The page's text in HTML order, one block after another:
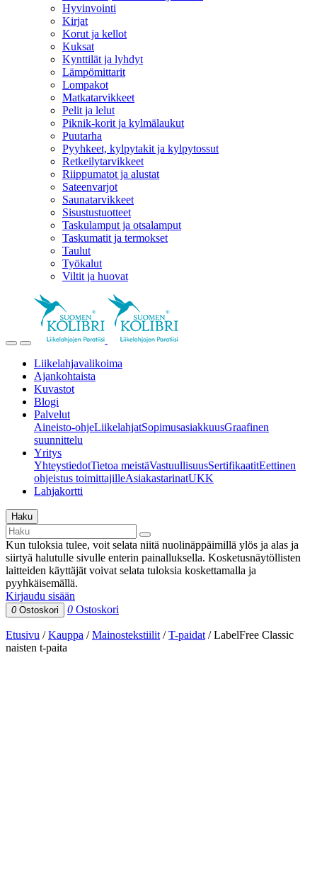
Hyvinvointi
Kirjat
Korut ja kellot
Kuksat
Kynttilät ja lyhdyt
Lämpömittarit
Lompakot
Matkatarvikkeet
Pelit ja lelut
Piknik-korit ja kylmälaukut
Puutarha
Pyyhkeet, kylpytakit ja kylpytossut
Retkeilytarvikkeet
Riippumatot ja alustat
Sateenvarjot
Saunatarvikkeet
Sisustustuotteet
Taskulamput ja otsalamput
Taskumatit ja termokset
Taulut
Työkalut
Viltit ja huovat
Liikelahjavalikoima
Ajankohtaista
Kuvastot
Blogi
Palvelut
Aineisto-ohjeLiikelahjatSopimusasiakkuusGraafinen
suunnittelu
Yritys
YhteystiedotTietoa meistäVastuullisuusSertifikaatitEettinen
ohjeistus toimittajilleAsiakastarinatUKK
Lahjakortti
Haku
Kun tuloksia tulee, voit selata niitä nuolinäppäimillä ylös ja alas ja
siirtyä halutulle sivulle enterin painalluksella. Kosketusnäytöllisten
laitteiden käyttäjät voivat selata tuloksia koskettamalla ja
pyyhkäisemällä.
Kirjaudu sisään
0 Ostoskori 0 Ostoskori
Etusivu /Kauppa /Mainostekstiilit /T-paidat /LabelFree Classic
naisten t-paita